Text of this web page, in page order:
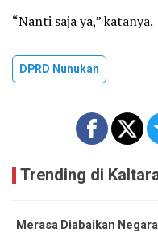
“Nanti saja ya,” katanya.
DPRD Nunukan
Trending di
Merasa Diabaikan